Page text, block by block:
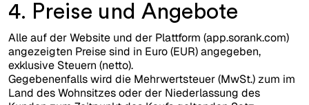
4. Preise und Angebote
Alle auf der Website und der Plattform (app.sorank.com)
angezeigten Preise sind in Euro (EUR) angegeben,
exklusive Steuern (netto).
Gegebenenfalls wird die Mehrwertsteuer (MwSt.) zum im
Land des Wohnsitzes oder der Niederlassung des